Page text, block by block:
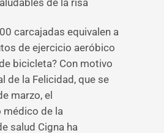
de la risa
carcajadas equivalen a
de ejercicio aeróbico
bicicleta? Con motivo
de la Felicidad, que se
marzo, el
de la
salud Cigna ha